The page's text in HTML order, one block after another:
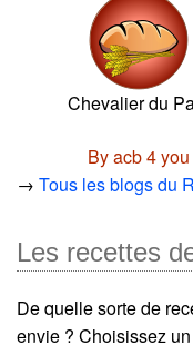
Chevalier du
By acb 4 you
→ Tous les blogs du
Les recettes
De quelle sorte de
envie ? Choisissez